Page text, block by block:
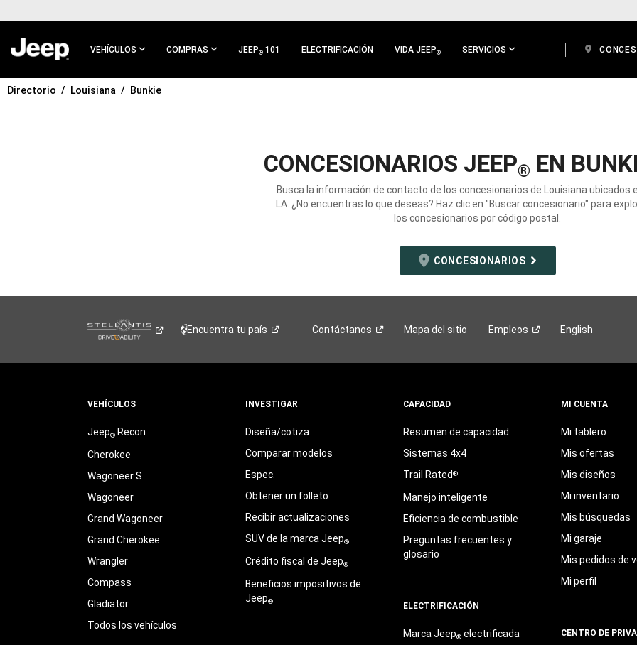
CONTENIDO
VEHÍCULOS COMPRAS JEEP® 101 ELECTRIFICACIÓN VIDA JEEP® SERVICIOS
IR A
Directorio Louisiana Bunkie
CONCESIONARIOS JEEP® EN
Busca la información de contacto de los concesionarios de Louisiana ubicados
LA. ¿No encuentras lo que deseas? Haz clic en "Buscar concesionario" para
los concesionarios por código postal.
CONCESIONARIOS
Encuentra tu país Contáctanos Mapa del sitio Empleos English
VEHÍCULOS
Jeep®Recon
Cherokee
Wagoneer S
Wagoneer
Grand Wagoneer
Grand Cherokee
Wrangler
Compass
Gladiator
Todos los vehículos
INVESTIGAR
Diseña/cotiza
Comparar modelos
Espec.
Obtener un folleto
Recibir actualizaciones
SUV de la marca Jeep®
Crédito fiscal de Jeep®
Beneficios impositivos de
Jeep®
CAPACIDAD
Resumen de capacidad
Sistemas 4x4
Trail Rated®
Manejo inteligente
Eficiencia de combustible
Preguntas frecuentes y
glosario
ELECTRIFICACIÓN
Marca Jeep®electrificada
MI CUENTA
Mi tablero
Mis ofertas
Mis diseños
Mi inventario
Mis búsquedas
Mi garaje
Mis pedidos de
Mi perfil
CENTRO DE